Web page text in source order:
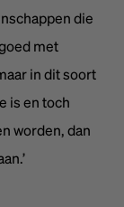
die
met
in dit soort
is en toch
worden, dan